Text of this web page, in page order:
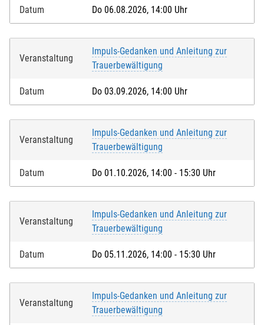
Datum Do 06.08.2026, 14:00 Uhr
Veranstaltung
Impuls-Gedanken und Anleitung zur
Trauerbewältigung
Datum Do 03.09.2026, 14:00 Uhr
Veranstaltung
Impuls-Gedanken und Anleitung zur
Trauerbewältigung
Datum Do 01.10.2026, 14:00 - 15:30 Uhr
Veranstaltung
Impuls-Gedanken und Anleitung zur
Trauerbewältigung
Datum Do 05.11.2026, 14:00 - 15:30 Uhr
Veranstaltung
Impuls-Gedanken und Anleitung zur
Trauerbewältigung